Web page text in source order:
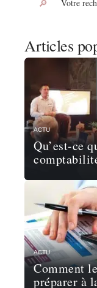
Articles
ACTU
Qu’est-ce
ACTU
Comment
préparer à